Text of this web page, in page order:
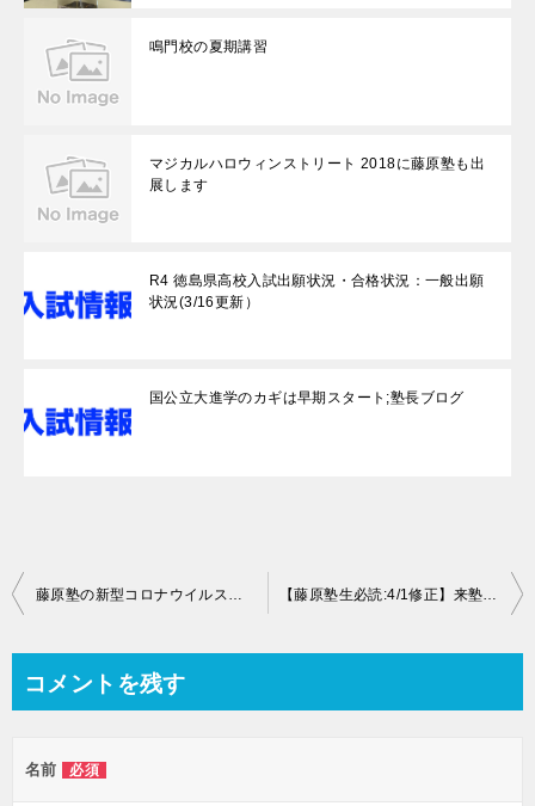
鳴門校の夏期講習
マジカルハロウィンストリート 2018に藤原塾も出
展します
R4 徳島県高校入試出願状況・合格状況：一般出願
状況(3/16更新）
国公立大進学のカギは早期スタート;塾長ブログ
投
ビ
ー
藤原塾の新型コロナウイルス対策 【藤原塾生必読:4/1修正】来塾のための藤原塾ガイドラインを設定（3/2~継続）
コメントを残す
名前 必須